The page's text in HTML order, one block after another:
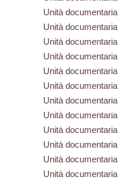
Unità documentaria
Unità documentaria
Unità documentaria
Unità documentaria
Unità documentaria
Unità documentaria
Unità documentaria
Unità documentaria
Unità documentaria
Unità documentaria
Unità documentaria
Unità documentaria